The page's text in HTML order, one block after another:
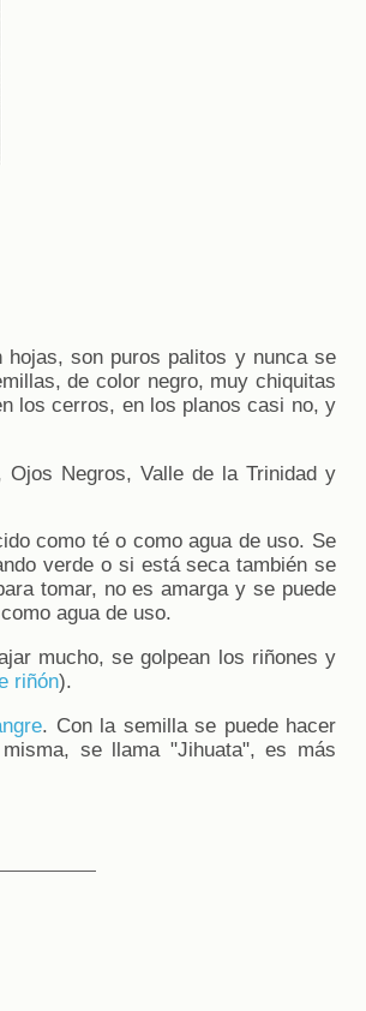
son puros palitos y nunca se
de color negro, muy chiquitas
los cerros, en los planos casi no, y
Ojos Negros, Valle de la Trinidad y
como té o como agua de uso. Se
verde o si está seca también se
tomar, no es amarga y se puede
agua de uso.
mucho, se golpean los riñones y
riñón).
. Con la semilla se puede hacer
se llama "Jihuata", es más